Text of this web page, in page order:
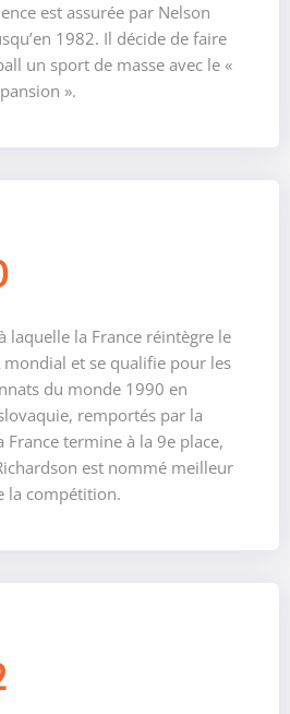
est assurée par Nelson
1982. Il décide de faire
un sport de masse avec le «
».
laquelle la France réintègre le
mondial et se qualifie pour les
du monde 1990 en
remportés par la
France termine à la 9e place,
est nommé meilleur
la compétition.